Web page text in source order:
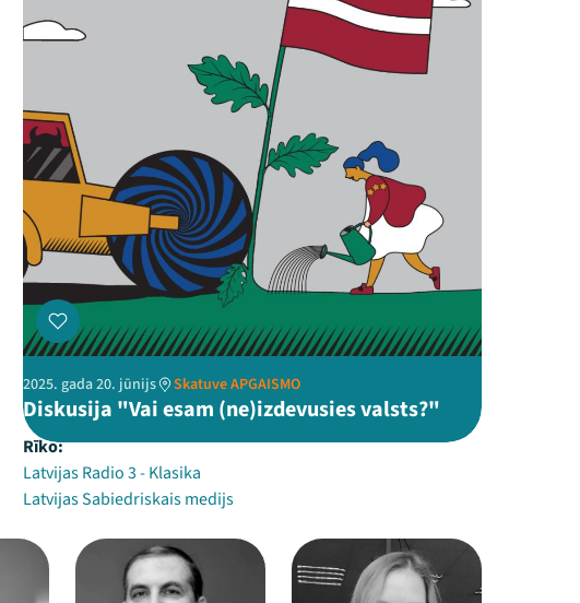
2025. gada 20. jūnijs Skatuve APGAISMO
Diskusija "Vai esam (ne)izdevusies valsts?"
Rīko:
Latvijas Radio 3 - Klasika
Latvijas Sabiedriskais medijs